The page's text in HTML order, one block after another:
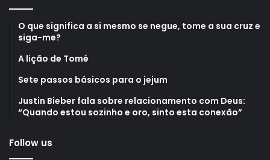
O que significa a si mesmo se negue, tome a sua cruz e
siga-me?
A lição de Tomé
Sete passos básicos para o jejum
Justin Bieber fala sobre relacionamento com Deus:
“Quando estou sozinho e oro, sinto esta conexão”
Follow us